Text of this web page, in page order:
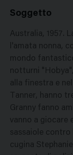
Soggetto
Australia, 1957.
l'amata nonna,
mondo
notturni
alla finestra e
Tanner, hanno
Granny fanno
vanno a giocare
sassaiole contro
cugina